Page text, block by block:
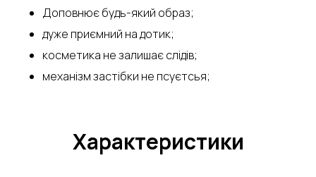
Доповнює будь-який образ;
дуже приємний на дотик;
косметика не залишає слідів;
механізм застібки не псуєтсья;
Характеристики